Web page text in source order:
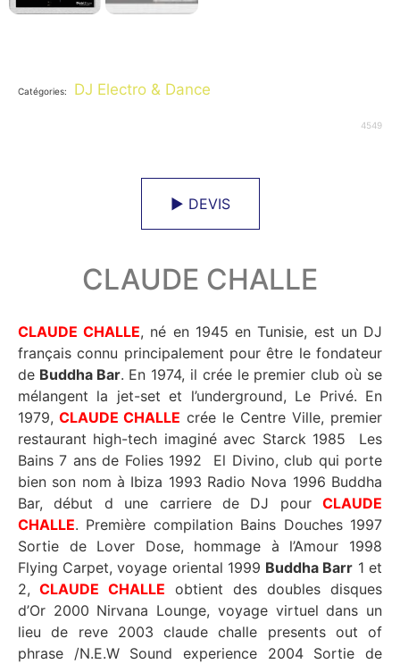
Catégories: DJ Electro & Dance
4549
► DEVIS
CLAUDE CHALLE
CLAUDE CHALLE, né en 1945 en Tunisie, est un DJ
français connu principalement pour être le fondateur
de Buddha Bar. En 1974, il crée le premier club où se
mélangent la jet-set et l’underground, Le Privé. En
1979, CLAUDE CHALLE crée le Centre Ville, premier
restaurant high-tech imaginé avec Starck 1985 Les
Bains 7 ans de Folies 1992 El Divino, club qui porte
bien son nom à Ibiza 1993 Radio Nova 1996 Buddha
Bar, début d une carriere de DJ pour CLAUDE
CHALLE. Première compilation Bains Douches 1997
Sortie de Lover Dose, hommage à l’Amour 1998
Flying Carpet, voyage oriental 1999 Buddha Barr 1 et
2, CLAUDE CHALLE obtient des doubles disques
d’Or 2000 Nirvana Lounge, voyage virtuel dans un
lieu de reve 2003 claude challe presents out of
phrase /N.E.W Sound experience 2004 Sortie de